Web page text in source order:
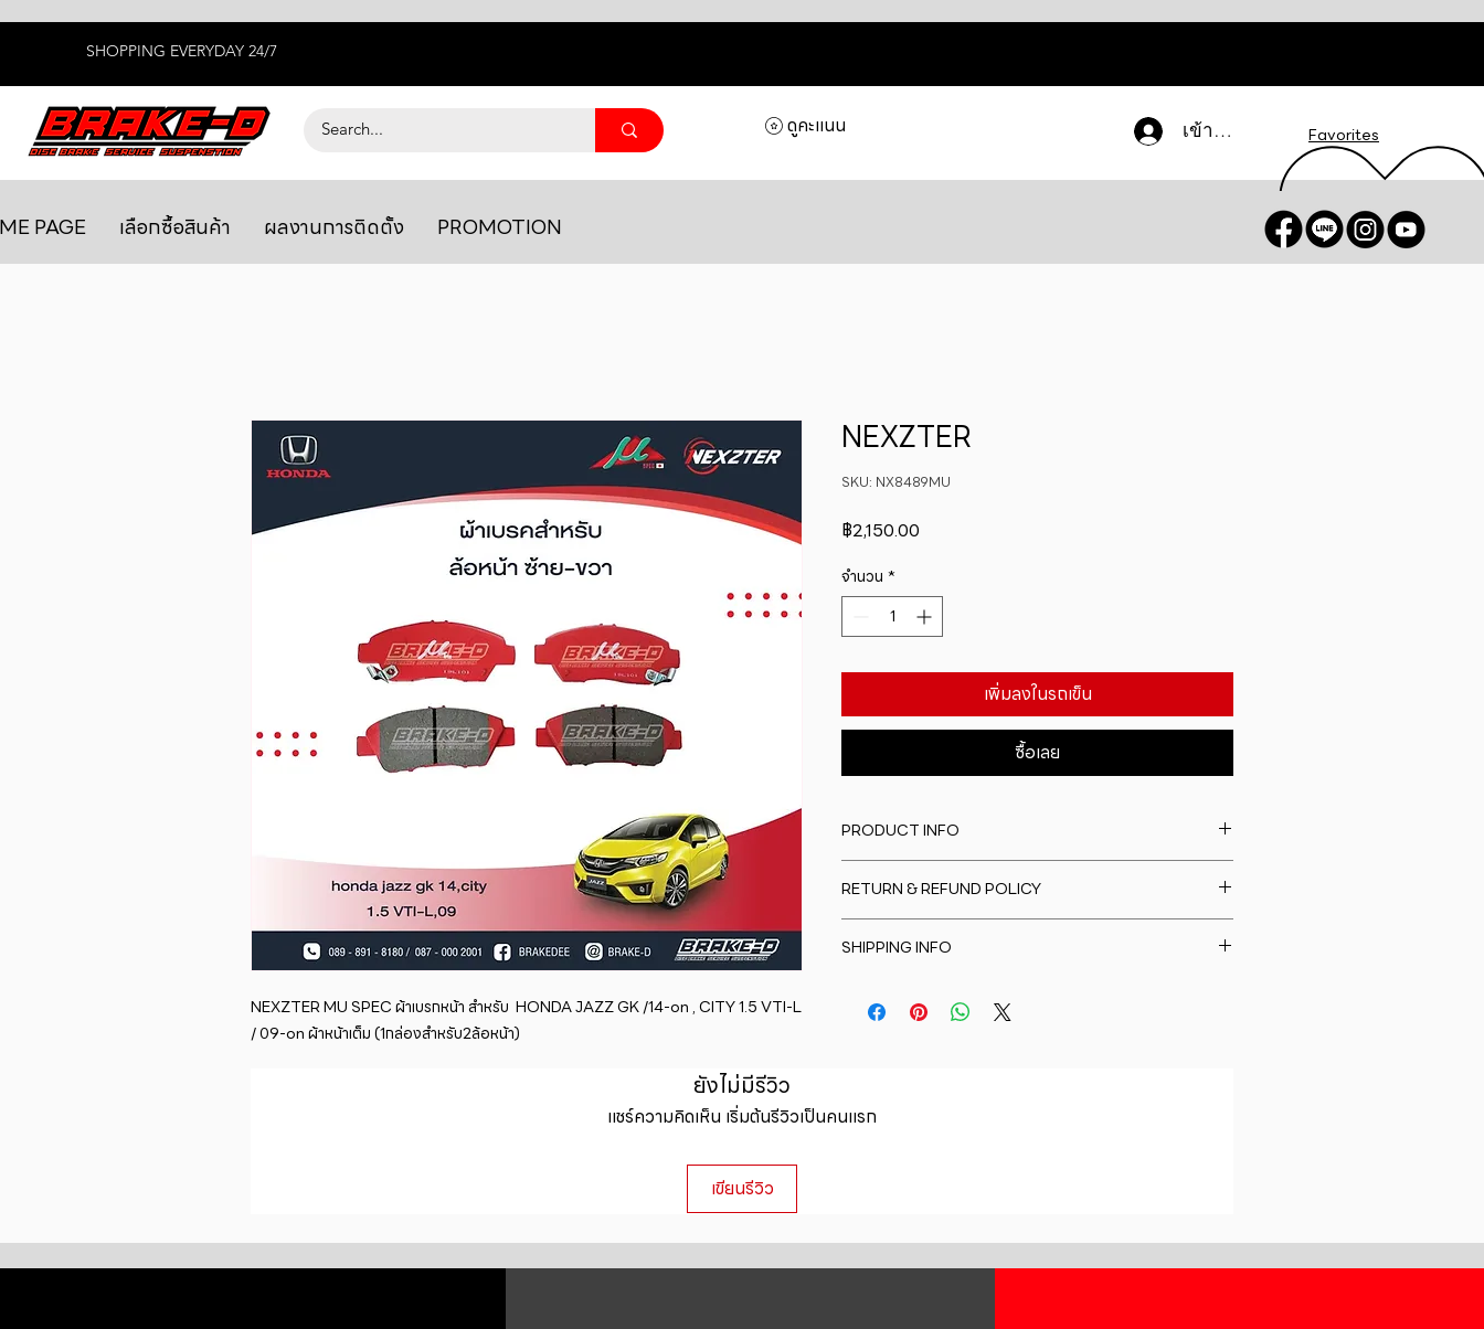
SHOPPING EVERYDAY 24/7
เข้าสู่ระบบ Favorites
ดูคะแนน
PAGE เลือกซื้อสินค้า ผลงานการติดตั้ง PROMOTION
NEXZTER MU SPEC ผ้าเบรกหน้า สำหรับ  HONDA JAZZ GK /14-on , CITY 1.5 VTI-L
/ 09-on ผ้าหน้าเต็ม (1กล่องสำหรับ2ล้อหน้า)
NEXZTER
SKU: NX8489MU
฿2,150.00
จำนวน *
เพิ่มลงในรถเข็น
ซื้อเลย
PRODUCT INFO
information about your product such as sizing,
material, care and cleaning instructions. This is also a
great space to write what makes this product
RETURN & REFUND POLICY
to let your customers know what to do in case they
straightforward refund or exchange policy is a great
way to build trust and reassure your customers that
SHIPPING INFO
information about your shipping methods,
ยังไม่มีรีวิว
แชร์ความคิดเห็น เริ่มต้นรีวิวเป็นคนแรก
เขียนรีวิว